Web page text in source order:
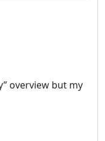
overview but my